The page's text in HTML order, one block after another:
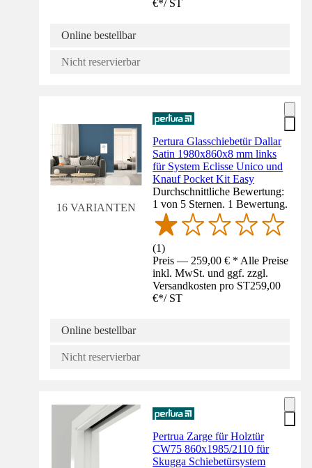
€*/ ST
Online bestellbar
Nicht reservierbar
16 VARIANTEN
Pertura Glasschiebetür Dallar
Satin 1980x860x8 mm links
für System Eclisse Unico und
Knauf Pocket Kit Easy
Durchschnittliche Bewertung:
1 von 5 Sternen. 1 Bewertung.
(1)
Preis — 259,00 € * Alle Preise
inkl. MwSt. und ggf. zzgl.
Versandkosten pro ST259,00
€*/ ST
Online bestellbar
Nicht reservierbar
Pertrua Zarge für Holztür
CW75 860x1985/2110 für
Skugga Schiebetürsystem